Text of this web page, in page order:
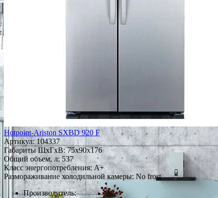
Hotpoint-Ariston SXBD 920 F
Артикул:104337
Габариты ШxГxВ: 75x90x176
Общий объем, л: 537
Класс энергопотребления: A+
Размораживание холодильной камеры: No frost
Производитель: